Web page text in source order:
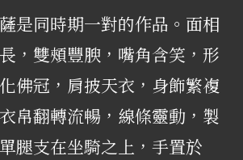
是同時期一對的作品。面相
，雙頰豐腴，嘴角含笑，形
佛冠，肩披天衣，身飾繁複
帛翻轉流暢，線條靈動，製
腿支在坐騎之上，手置於